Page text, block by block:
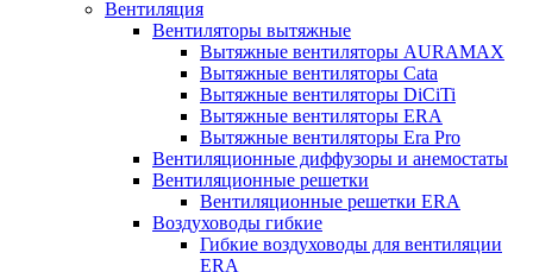
Вентиляция
Вентиляторы вытяжные
Вытяжные вентиляторы AURAMAX
Вытяжные вентиляторы Cata
Вытяжные вентиляторы DiCiTi
Вытяжные вентиляторы ERA
Вытяжные вентиляторы Era Pro
Вентиляционные диффузоры и анемостаты
Вентиляционные решетки
Вентиляционные решетки ERA
Воздуховоды гибкие
Гибкие воздуховоды для вентиляции
ERA